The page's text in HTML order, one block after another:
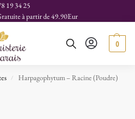
19 34 25
à partir de 49.90Eur
0
/ Harpagophytum – Racine (Poudre)